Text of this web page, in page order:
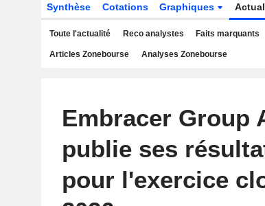
Synthèse Cotations Graphiques
Toute l'actualité Reco analystes Faits marquants
Articles Zonebourse Analyses Zonebourse
Embracer Group
publie ses
pour l'exercice